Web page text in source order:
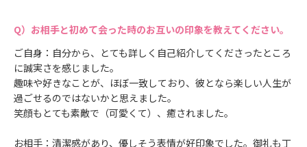
お相手と初めて会った時のお互いの印象を教えてください。
ご自身：自分から、とても詳しく自己紹介してくださったところ
に誠実さを感じました。
趣味や好きなことが、ほぼ一致しており、彼となら楽しい人生が
過ごせるのではないかと思えました。
笑顔もとても素敵で（可愛くて）、癒されました。
お相手：清潔感があり、優しそう表情が好印象でした。御礼も丁